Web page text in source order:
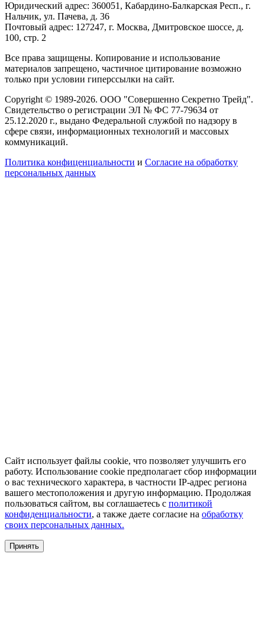
Юридический адрес: 360051, Кабардино-Балкарская Респ., г.
Нальчик, ул. Пачева, д. 36
Почтовый адрес: 127247, г. Москва, Дмитровское шоссе, д.
100, стр. 2
Все права защищены. Копирование и использование
материалов запрещено, частичное цитирование возможно
только при условии гиперссылки на сайт.
Copyright © 1989-2026. ООО "Совершенно Секретно Трейд".
Свидетельство о регистрации ЭЛ № ФС 77-79634 от
25.12.2020 г., выдано Федеральной службой по надзору в
сфере связи, информационных технологий и массовых
коммуникаций.
Политика конфиценциальности и Согласие на обработку
персональных данных
Сайт использует файлы cookie, что позволяет улучшить его
работу. Использование cookie предполагает сбор информации
о вас технического характера, в частности IP-адрес региона
вашего местоположения и другую информацию. Продолжая
пользоваться сайтом, вы соглашаетесь с политикой
конфиденциальности, а также даете согласие на обработку
своих персональных данных.
Принять